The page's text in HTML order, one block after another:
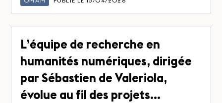
L’équipe de recherche en
humanités numériques, dirigée
par Sébastien de Valeriola,
évolue au fil des projets…